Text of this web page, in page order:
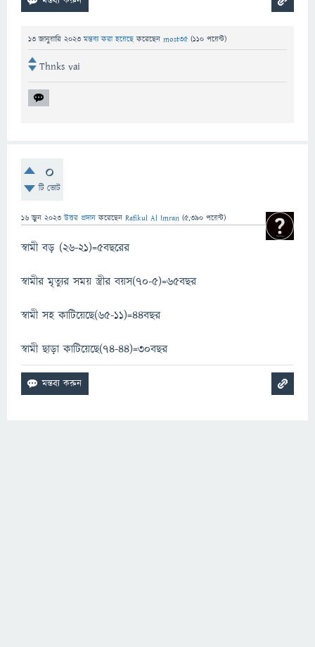
13 জানুয়ারি 2023 মন্তব্য করা হয়েছেকরেছেন most35 (110 পয়েন্ট)
Thnks vai
0
টি ভোট
16 জুন 2023 উত্তর প্রদান করেছেন Rafikul Al Imran (5,390 পয়েন্ট)
স্বামী বড় (26-21)=5বছরের
স্বামীর মৃত্যুর সময় স্ত্রীর বয়স(70-5)=65বছর
স্বামী সহ কাটিয়েছে(65-11)=44বছর
স্বামী ছাড়া কাটিয়েছে(74-44)=30বছর